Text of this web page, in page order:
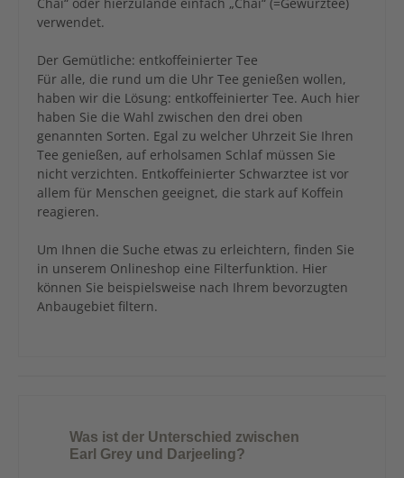
verwendet.
Der Gemütliche: entkoffeinierter Tee
Für alle, die rund um die Uhr Tee genießen wollen,
haben wir die Lösung: entkoffeinierter Tee. Auch hier
haben Sie die Wahl zwischen den drei oben
genannten Sorten. Egal zu welcher Uhrzeit Sie Ihren
Tee genießen, auf erholsamen Schlaf müssen Sie
nicht verzichten. Entkoffeinierter Schwarztee ist vor
allem für Menschen geeignet, die stark auf Koffein
reagieren.
Um Ihnen die Suche etwas zu erleichtern, finden Sie
in unserem Onlineshop eine Filterfunktion. Hier
können Sie beispielsweise nach Ihrem bevorzugten
Anbaugebiet filtern.
Was ist der Unterschied zwischen
Earl Grey und Darjeeling?